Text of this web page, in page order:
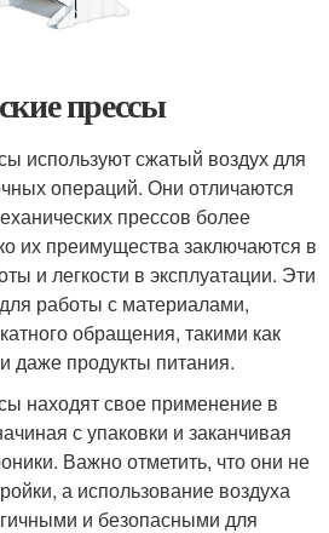
прессы
используют сжатый воздух для
операций. Они отличаются
прессов более
их преимущества заключаются в
и легкости в эксплуатации. Эти
работы с материалами,
обращения, такими как
даже продукты питания.
находят свое применение в
с упаковки и заканчивая
Важно отметить, что они не
а использование воздуха
и безопасными для